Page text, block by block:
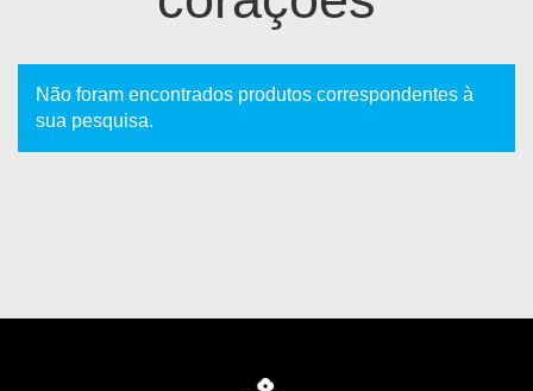
Não foram encontrados produtos correspondentes à
sua pesquisa.